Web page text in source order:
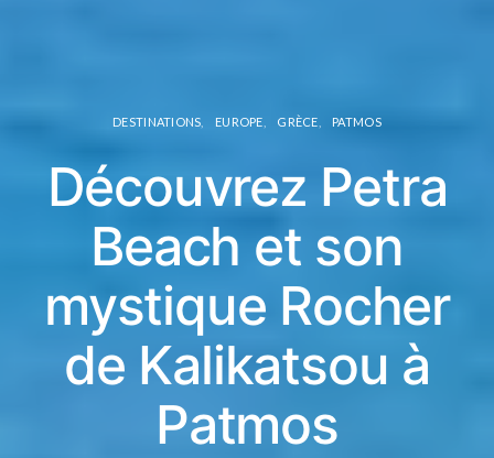
DESTINATIONS EUROPE GRÈCE PATMOS
Découvrez Petra
Beach et son
mystique Rocher
de Kalikatsou à
Patmos